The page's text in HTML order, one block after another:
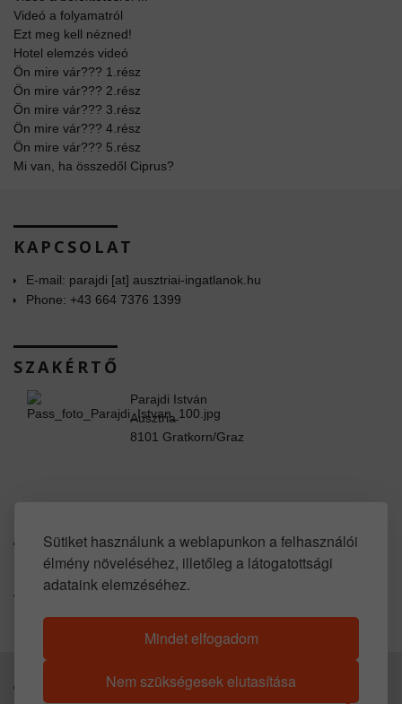
Sütiket használunk a weblapunkon a felhasználói
élmény növeléséhez, illetőleg a látogatottsági
adataink elemzéséhez.
Mindet elfogadom
Nem szükségesek elutasítása
Videó a folyamatról
Ezt meg kell nézned!
Hotel elemzés videó
Ön mire vár??? 1.rész
Ön mire vár??? 2.rész
Ön mire vár??? 3.rész
Ön mire vár??? 4.rész
Ön mire vár??? 5.rész
Mi van, ha összedől Ciprus?
KAPCSOLAT
E-mail: parajdi [at] ausztriai-ingatlanok.hu
Phone: +43 664 7376 1399
SZAKÉRTŐ
Parajdi István
Ausztria
8101 Gratkorn/Graz
SOCIAL LINKS
www.youtube.com/user/propertyinaustria
https://www.huis-kopen-oostenrijk.com
© 2016 - Parajdi Immobilien. All Rights Reserved.